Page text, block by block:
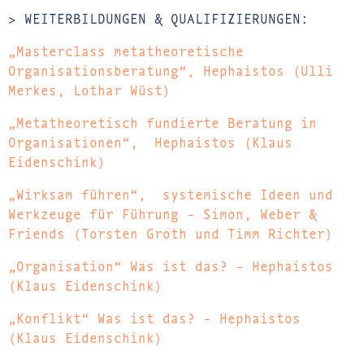
> WEITERBILDUNGEN & QUALIFIZIERUNGEN:
„Masterclass metatheoretische
Organisationsberatung“, Hephaistos (Ulli
Merkes, Lothar Wüst)
„Metatheoretisch fundierte Beratung in
Organisationen“, Hephaistos (Klaus
Eidenschink)
„Wirksam führen“, systemische Ideen und
Werkzeuge für Führung – Simon, Weber &
Friends (Torsten Groth und Timm Richter)
„Organisation“ Was ist das? – Hephaistos
(Klaus Eidenschink)
„Konflikt“ Was ist das? – Hephaistos
(Klaus Eidenschink)